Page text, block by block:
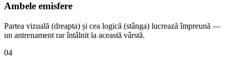
Ambele emisfere
Partea vizuală (dreapta) și cea logică (stânga) lucrează împreună —
un antrenament rar întâlnit la această vârstă.
04